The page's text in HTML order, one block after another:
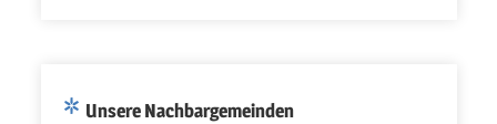
Unsere Nachbargemeinden